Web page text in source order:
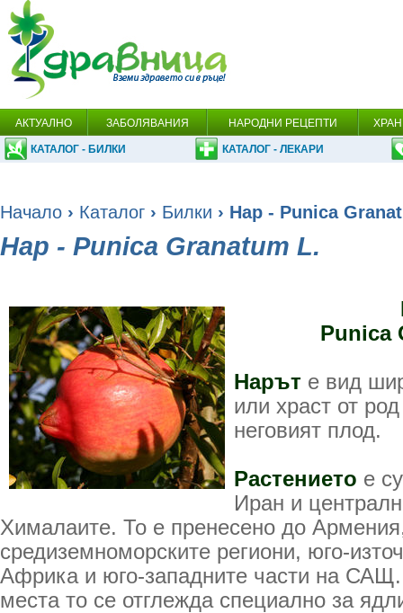
АКТУАЛНО ЗАБОЛЯВАНИЯ НАРОДНИ РЕЦЕПТИ
КАТАЛОГ - БИЛКИ КАТАЛОГ - ЛЕКАРИ
Начало › Каталог › Билки › Нар - Punica
Нар - Punica Granatum L.
Punica
Нарът е вид
или храст от
неговият плод.
Растението е
Иран и
Хималаите. То е пренесено до
средиземноморските региони, юго-
Африка и юго-западните части на САЩ.
места то се отглежда специално за